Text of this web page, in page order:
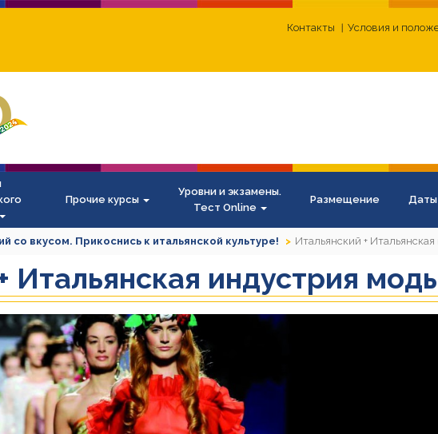
Контакты Условия и
Прочие курсы
Уровни и экзамены.
Тест Online
Размещение
со вкусом. Прикоснись к итальянской культуре! Итальянский +
Итальянская индустрия